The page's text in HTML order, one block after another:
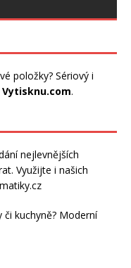
položky? Sériový i
Vytisknu.com.
nejlevnějších
Využijte i našich
kuchyně? Moderní